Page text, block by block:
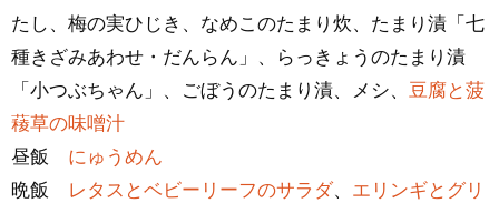
たし、梅の実ひじき、なめこのたまり炊、たまり漬「七
種きざみあわせ・だんらん」、らっきょうのたまり漬
「小つぶちゃん」、ごぼうのたまり漬、メシ、 豆腐と菠
薐草の味噌汁
昼飯 にゅうめん
晩飯
レタスとベビーリーフのサラダ、 エリンギとグリ